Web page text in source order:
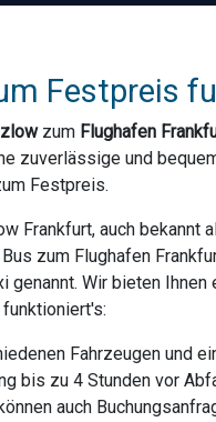
Festpreis
zum Flughafen
zuverlässige und
Festpreis.
Frankfurt, auch bekannt
zum Flughafen
genannt. Wir bieten
Fahrzeugen und
bis zu 4 Stunden vor
auch